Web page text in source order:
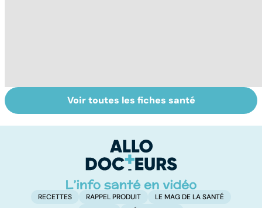
Tout savoir sur
les infections
Inflammation des
amygdales : que
d'angine ?
Voir toutes les fiches santé
RECETTES RAPPEL PRODUIT
LE MAG DE LA SANTÉ